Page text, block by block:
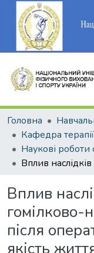
Головна
Вплив
гомілково-
після
якість